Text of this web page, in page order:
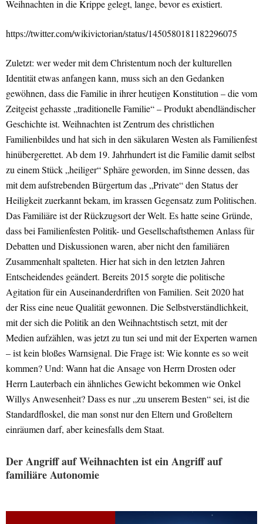
Weihnachten in die Krippe gelegt, lange, bevor es existiert.
https://twitter.com/wikivictorian/status/1450580181182296075
Zuletzt: wer weder mit dem Christentum noch der kulturellen
Identität etwas anfangen kann, muss sich an den Gedanken
gewöhnen, dass die Familie in ihrer heutigen Konstitution – die vom
Zeitgeist gehasste „traditionelle Familie“ – Produkt abendländischer
Geschichte ist. Weihnachten ist Zentrum des christlichen
Familienbildes und hat sich in den säkularen Westen als Familienfest
hinübergerettet. Ab dem 19. Jahrhundert ist die Familie damit selbst
zu einem Stück „heiliger“ Sphäre geworden, im Sinne dessen, das
mit dem aufstrebenden Bürgertum das „Private“ den Status der
Heiligkeit zuerkannt bekam, im krassen Gegensatz zum Politischen.
Das Familiäre ist der Rückzugsort der Welt. Es hatte seine Gründe,
dass bei Familienfesten Politik- und Gesellschaftsthemen Anlass für
Debatten und Diskussionen waren, aber nicht den familiären
Zusammenhalt spalteten. Hier hat sich in den letzten Jahren
Entscheidendes geändert. Bereits 2015 sorgte die politische
Agitation für ein Auseinanderdriften von Familien. Seit 2020 hat
der Riss eine neue Qualität gewonnen. Die Selbstverständlichkeit,
mit der sich die Politik an den Weihnachtstisch setzt, mit der
Medien aufzählen, was jetzt zu tun sei und mit der Experten warnen
– ist kein bloßes Warnsignal. Die Frage ist: Wie konnte es so weit
kommen? Und: Wann hat die Ansage von Herrn Drosten oder
Herrn Lauterbach ein ähnliches Gewicht bekommen wie Onkel
Willys Anwesenheit? Dass es nur „zu unserem Besten“ sei, ist die
Standardfloskel, die man sonst nur den Eltern und Großeltern
einräumen darf, aber keinesfalls dem Staat.
Der Angriff auf Weihnachten ist ein Angriff auf
familiäre Autonomie